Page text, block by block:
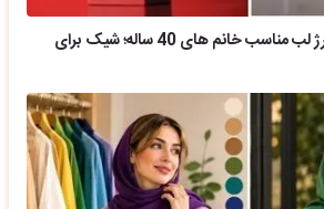
ایده آل ترین رنگ های رژ لب مناسب خانم های 40 ساله؛ شیک برای